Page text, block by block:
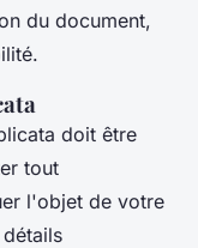
du document,
doit être
tout
l'objet de votre